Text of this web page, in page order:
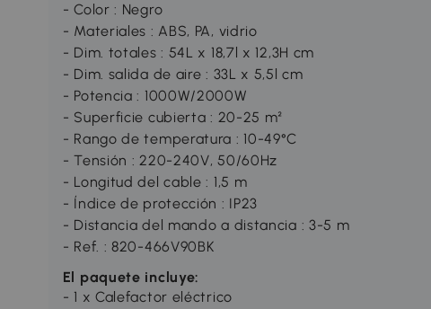
- Color : Negro
- Materiales : ABS, PA, vidrio
- Dim. totales : 54L x 18,7l x 12,3H cm
- Dim. salida de aire : 33L x 5,5l cm
- Potencia : 1000W/2000W
- Superficie cubierta : 20-25 m²
- Rango de temperatura : 10-49°C
- Tensión : 220-240V, 50/60Hz
- Longitud del cable : 1,5 m
- Índice de protección : IP23
- Distancia del mando a distancia : 3-5 m
- Ref. : 820-466V90BK
El paquete incluye:
- 1 x Calefactor eléctrico